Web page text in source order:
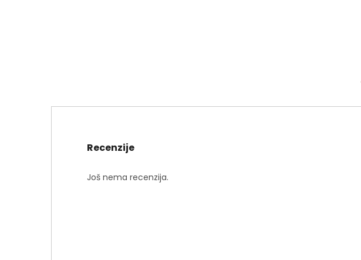
Recenzije
Još nema recenzija.